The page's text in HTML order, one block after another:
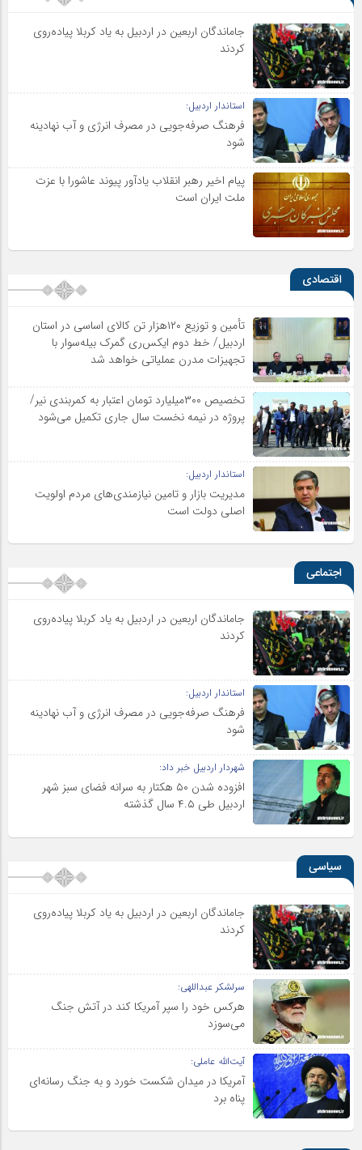
جاماندگان اربعین در اردبیل به یاد کربلا پیاده‌روی
کردند
استاندار اردبیل:
فرهنگ صرفه‌جویی در مصرف انرژی و آب نهادینه
شود
پیام اخیر رهبر انقلاب یادآور پیوند عاشورا با عزت
ملت ایران است
اقتصادی
تأمین و توزیع ۱۲۰هزار تن کالای اساسی در استان
اردبیل/ خط دوم ایکس‌ری گمرک بیله‌سوار با
تجهیزات مدرن عملیاتی خواهد شد
تخصیص ۳۰۰میلیارد تومان اعتبار به کمربندی نیر/
پروژه در نیمه نخست سال جاری تکمیل می‌شود
استاندار اردبیل:
مدیریت بازار و تامین نیازمندی‌های مردم اولویت‌
اصلی دولت است
اجتماعی
جاماندگان اربعین در اردبیل به یاد کربلا پیاده‌روی
کردند
استاندار اردبیل:
فرهنگ صرفه‌جویی در مصرف انرژی و آب نهادینه
شود
شهردار اردبیل خبر داد:
افزوده شدن ۵۰ هکتار به سرانه فضای سبز شهر
اردبیل طی ۴.۵ سال گذشته
سیاسی
جاماندگان اربعین در اردبیل به یاد کربلا پیاده‌روی
کردند
سرلشکر عبداللهی:
هرکس خود را سپر آمریکا کند در آتش جنگ
می‌سوزد
آیت‌الله عاملی:
آمریکا در میدان شکست خورد و به جنگ رسانه‌ای
پناه برد